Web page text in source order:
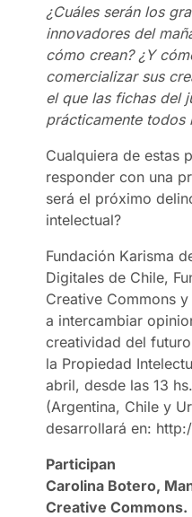
¿Cuáles serán los
innovadores del
cómo crean? ¿Y
comercializar sus
el que las fichas del
prácticamente todos
Cualquiera de estas
responder con una
será el próximo
intelectual?
Fundación Karisma
Digitales de Chile,
Creative Commons
a intercambiar
creatividad del
la Propiedad
abril, desde las 13
(Argentina, Chile y
desarrollará en:
Participan
Carolina Botero,
Creative Commons.